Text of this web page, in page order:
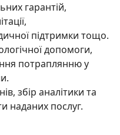
гарантій,
підтримки тощо.
допомоги,
потраплянню у
збір аналітики та
наданих послуг.